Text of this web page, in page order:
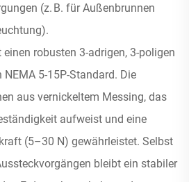
(z. B. für Außenbrunnen
robusten 3-adrigen, 3-poligen
5-15P-Standard. Die
aus vernickeltem Messing, das
aufweist und eine
(5–30 N) gewährleistet. Selbst
bleibt ein stabiler